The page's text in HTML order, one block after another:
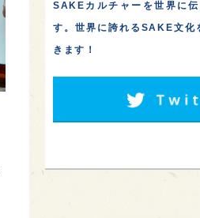
SAKEカルチャーを世界に
す。世界に誇れるSAKE文化
きます！